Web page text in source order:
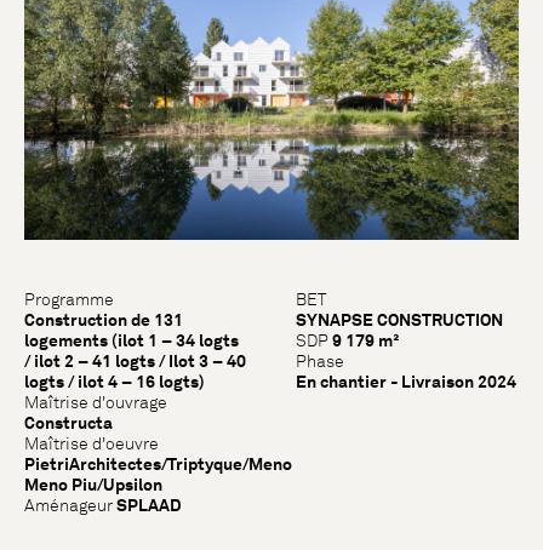
Programme
Construction de 131
logements (ilot 1 – 34 logts
/ ilot 2 – 41 logts / Ilot 3 – 40
logts / ilot 4 – 16 logts)
Maîtrise d'ouvrage
Constructa
Maîtrise d'oeuvre
PietriArchitectes/Triptyque/Meno
Meno Piu/Upsilon
AménageurSPLAAD
BET
SYNAPSE CONSTRUCTION
SDP9 179 m²
Phase
En chantier - Livraison 2024